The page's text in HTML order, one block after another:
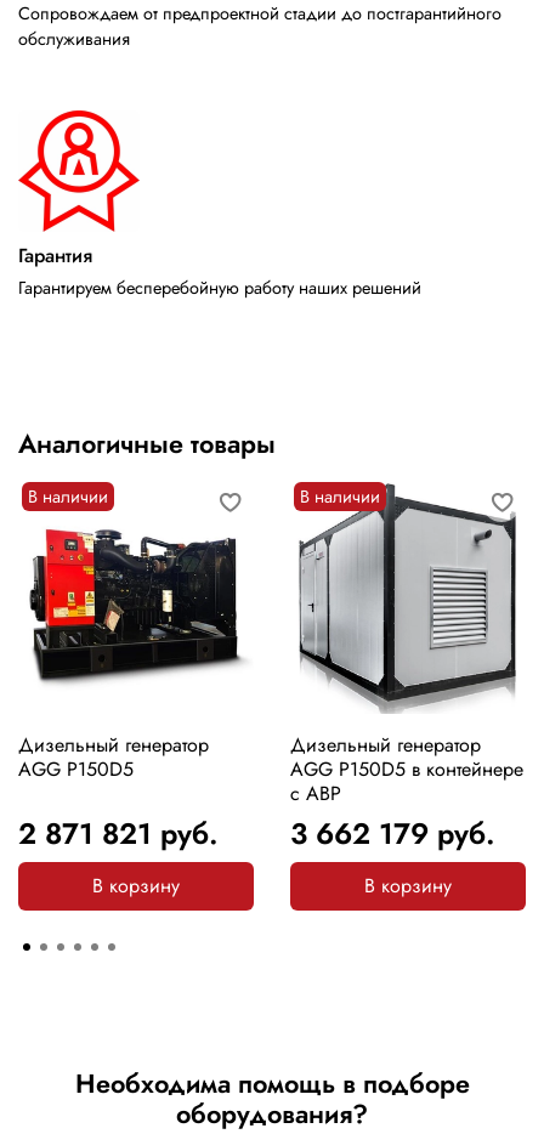
Сопровождаем от предпроектной стадии до постгарантийного
обслуживания
Гарантия
Гарантируем бесперебойную работу наших решений
Аналогичные товары
В наличии
Дизельный генератор
AGG P150D5
2 871 821 руб.
В корзину
В наличии
Дизельный генератор
AGG P150D5 в контейнере
с АВР
3 662 179 руб.
В корзину
Необходима помощь в подборе
оборудования?